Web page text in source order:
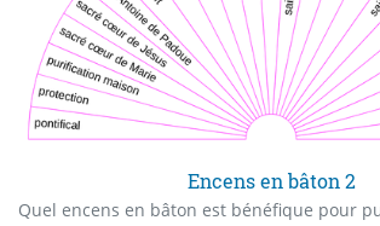
Encens en bâton 2
Quel encens en bâton est bénéfique pour